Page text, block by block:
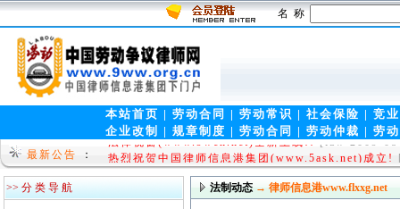
名 称
本站首页 | 劳动合同 | 劳动常识 | 社会保险 | 竞
企业改制
| 规章制度 | 劳动合同 | 劳动仲裁 | 劳
最新公告 ：
法律视窗(www.9wen.net)全新上线!! [law 2009-
热烈祝贺中国律师信息港集团(www.5ask.net)成立!
>> 分 类 导 航 法制动态→ 律师信息港www.flxxg.net